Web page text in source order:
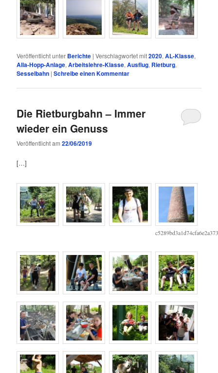
Veröffentlicht unter Berichte |Verschlagwortet mit2020,AL-Klasse,
Alla-Hopp-Anlage,Arbeitslehre-Klasse,Ausflug, Rietburg,
Sesselbahn |Schreibe einen Kommentar
Die Rietburgbahn – Immer
wieder ein Genuss
Veröffentlicht am22/06/2019
[…]